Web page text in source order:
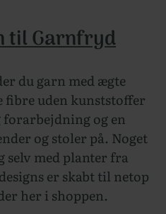
til Garnfryd
du garn med ægte
fibre uden kunststoffer
og en
og stoler på. Noget
selv med planter fra
er skabt til netop
her i shoppen.